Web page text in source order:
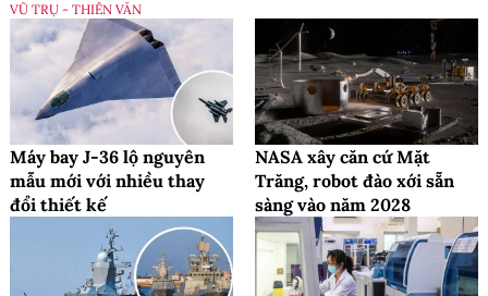
VŨ TRỤ - THIÊN VĂN
Máy bay J-36 lộ nguyên
mẫu mới với nhiều thay
đổi thiết kế
NASA xây căn cứ Mặt
Trăng, robot đào xới sẵn
sàng vào năm 2028